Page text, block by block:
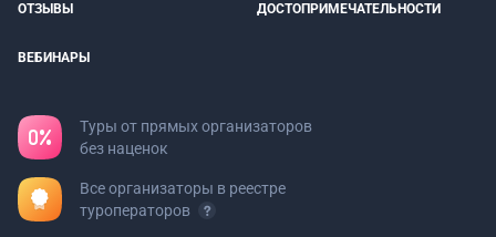
ОТЗЫВЫ ДОСТОПРИМЕЧАТЕЛЬНОСТИ
ВЕБИНАРЫ
Туры от прямых организаторов
без наценок
Все организаторы в реестре
туроператоров